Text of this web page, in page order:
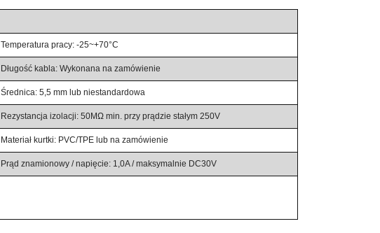
Temperatura pracy: -25~+70°C
Długość kabla: Wykonana na zamówienie
Średnica: 5,5 mm lub niestandardowa
Rezystancja izolacji: 50MΩ min. przy prądzie stałym 250V
Materiał kurtki: PVC/TPE lub na zamówienie
Prąd znamionowy / napięcie: 1,0A / maksymalnie DC30V